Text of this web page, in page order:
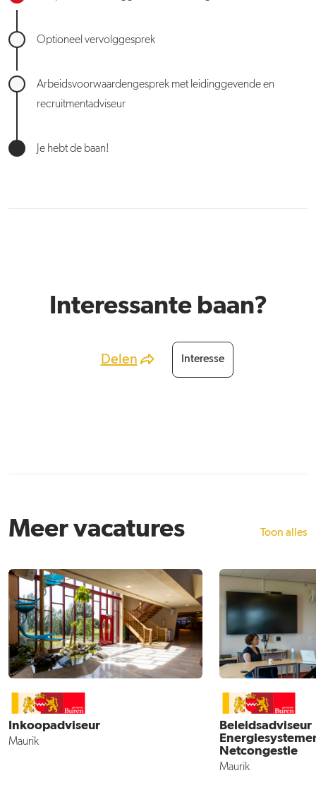
Optioneel vervolggesprek
Arbeidsvoorwaardengesprek met leidinggevende en
recruitmentadviseur
Je hebt de baan!
Interessante baan?
Delen Interesse
Meer vacatures Toon alles
Inkoopadviseur
Maurik
Beleidsadviseur
Netcongestie
Maurik